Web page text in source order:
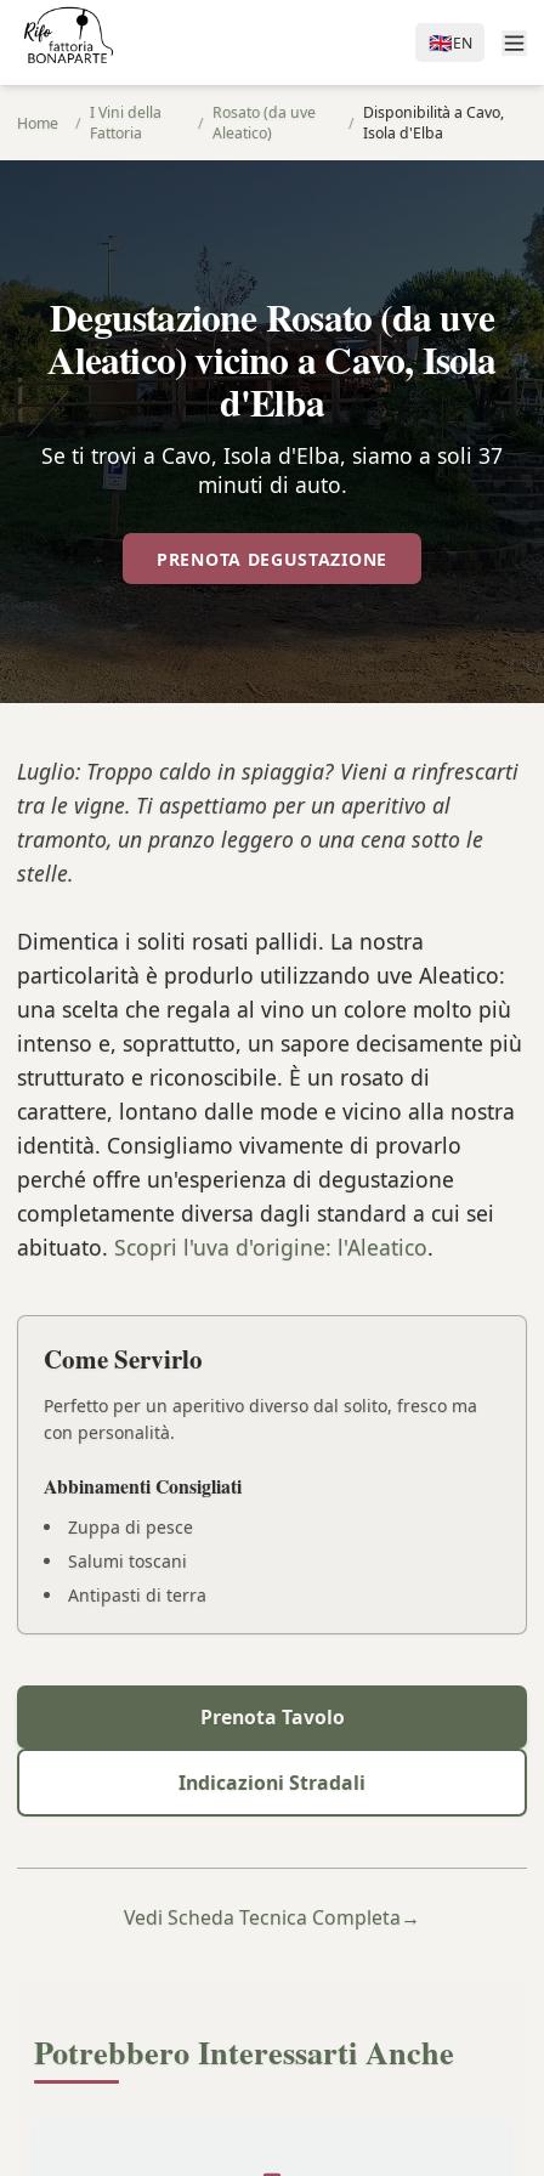
🇬🇧EN
Home / I Vini della
Fattoria
/ Rosato (da uve
Aleatico)
/ Disponibilità a Cavo,
Isola d'Elba
Degustazione Rosato (da uve
Aleatico) vicino a Cavo, Isola
d'Elba
Se ti trovi a Cavo, Isola d'Elba, siamo a soli 37
minuti di auto.
PRENOTA DEGUSTAZIONE
Luglio: Troppo caldo in spiaggia? Vieni a rinfrescarti
tra le vigne. Ti aspettiamo per un aperitivo al
tramonto, un pranzo leggero o una cena sotto le
stelle.
Dimentica i soliti rosati pallidi. La nostra
particolarità è produrlo utilizzando uve Aleatico:
una scelta che regala al vino un colore molto più
intenso e, soprattutto, un sapore decisamente più
strutturato e riconoscibile. È un rosato di
carattere, lontano dalle mode e vicino alla nostra
identità. Consigliamo vivamente di provarlo
perché offre un'esperienza di degustazione
completamente diversa dagli standard a cui sei
abituato. Scopri l'uva d'origine: l'Aleatico.
Come Servirlo
Perfetto per un aperitivo diverso dal solito, fresco ma
con personalità.
Abbinamenti Consigliati
Zuppa di pesce
Salumi toscani
Antipasti di terra
Prenota Tavolo
Indicazioni Stradali
Vedi Scheda Tecnica Completa→
Potrebbero Interessarti Anche